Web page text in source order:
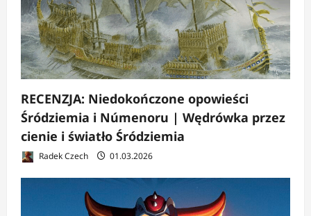
RECENZJA: Niedokończone opowieści
Śródziemia i Númenoru | Wędrówka przez
cienie i światło Śródziemia
Radek Czech 01.03.2026